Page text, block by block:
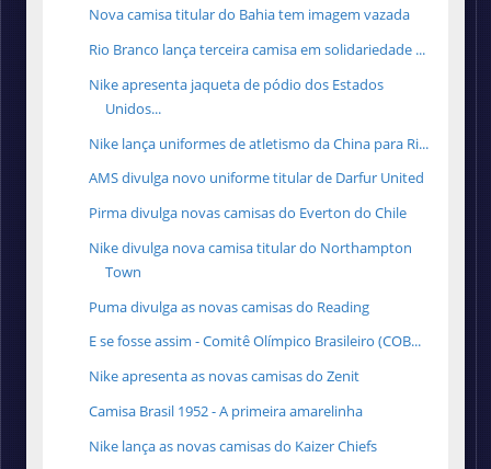
Nova camisa titular do Bahia tem imagem vazada
Rio Branco lança terceira camisa em solidariedade ...
Nike apresenta jaqueta de pódio dos Estados
Unidos...
Nike lança uniformes de atletismo da China para Ri...
AMS divulga novo uniforme titular de Darfur United
Pirma divulga novas camisas do Everton do Chile
Nike divulga nova camisa titular do Northampton
Town
Puma divulga as novas camisas do Reading
E se fosse assim - Comitê Olímpico Brasileiro (COB...
Nike apresenta as novas camisas do Zenit
Camisa Brasil 1952 - A primeira amarelinha
Nike lança as novas camisas do Kaizer Chiefs